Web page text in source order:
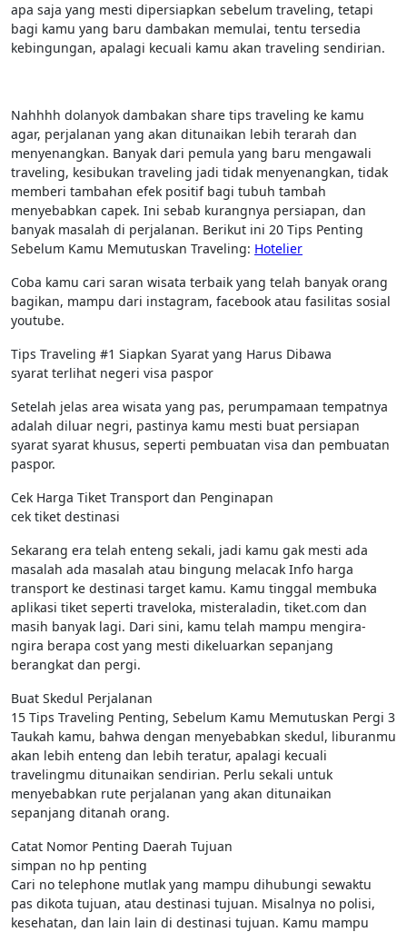
apa saja yang mesti dipersiapkan sebelum traveling, tetapi
bagi kamu yang baru dambakan memulai, tentu tersedia
kebingungan, apalagi kecuali kamu akan traveling sendirian.
Nahhhh dolanyok dambakan share tips traveling ke kamu
agar, perjalanan yang akan ditunaikan lebih terarah dan
menyenangkan. Banyak dari pemula yang baru mengawali
traveling, kesibukan traveling jadi tidak menyenangkan, tidak
memberi tambahan efek positif bagi tubuh tambah
menyebabkan capek. Ini sebab kurangnya persiapan, dan
banyak masalah di perjalanan. Berikut ini 20 Tips Penting
Sebelum Kamu Memutuskan Traveling: Hotelier
Coba kamu cari saran wisata terbaik yang telah banyak orang
bagikan, mampu dari instagram, facebook atau fasilitas sosial
youtube.
Tips Traveling #1 Siapkan Syarat yang Harus Dibawa
syarat terlihat negeri visa paspor
Setelah jelas area wisata yang pas, perumpamaan tempatnya
adalah diluar negri, pastinya kamu mesti buat persiapan
syarat syarat khusus, seperti pembuatan visa dan pembuatan
paspor.
Cek Harga Tiket Transport dan Penginapan
cek tiket destinasi
Sekarang era telah enteng sekali, jadi kamu gak mesti ada
masalah ada masalah atau bingung melacak Info harga
transport ke destinasi target kamu. Kamu tinggal membuka
aplikasi tiket seperti traveloka, misteraladin, tiket.com dan
masih banyak lagi. Dari sini, kamu telah mampu mengira-
ngira berapa cost yang mesti dikeluarkan sepanjang
berangkat dan pergi.
Buat Skedul Perjalanan
15 Tips Traveling Penting, Sebelum Kamu Memutuskan Pergi 3
Taukah kamu, bahwa dengan menyebabkan skedul, liburanmu
akan lebih enteng dan lebih teratur, apalagi kecuali
travelingmu ditunaikan sendirian. Perlu sekali untuk
menyebabkan rute perjalanan yang akan ditunaikan
sepanjang ditanah orang.
Catat Nomor Penting Daerah Tujuan
simpan no hp penting
Cari no telephone mutlak yang mampu dihubungi sewaktu
pas dikota tujuan, atau destinasi tujuan. Misalnya no polisi,
kesehatan, dan lain lain di destinasi tujuan. Kamu mampu